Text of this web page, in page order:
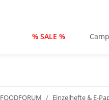
% SALE %
FOODFORUM Einzelhefte & E-